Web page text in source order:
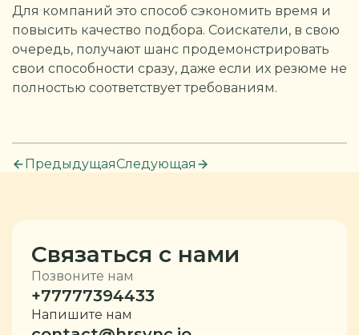
Для компаний это способ сэкономить время и
повысить качество подбора. Соискатели, в свою
очередь, получают шанс продемонстрировать
свои способности сразу, даже если их резюме не
полностью соответствует требованиям.
ПредыдущаяСледующая
Связаться с нами
Позвоните нам
+77777394433
Напишите нам